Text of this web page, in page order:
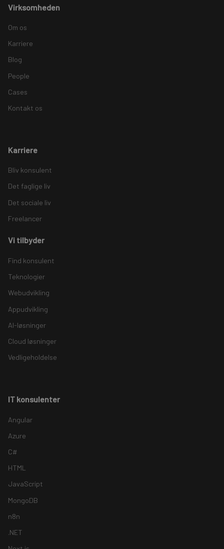
Virksomheden
Om os
Karriere
Blog
People
Cases
Kontakt os
Karriere
Bliv konsulent
Det faglige liv
Det sociale liv
Freelancer
Vi tilbyder
Find konsulent
Teknologier
Webudvikling
Appudvikling
AI-løsninger
Cloud løsninger
Vedligeholdelse
IT konsulenter
Angular
Azure
C#
HTML
JavaScript
MongoDB
n8n
.NET